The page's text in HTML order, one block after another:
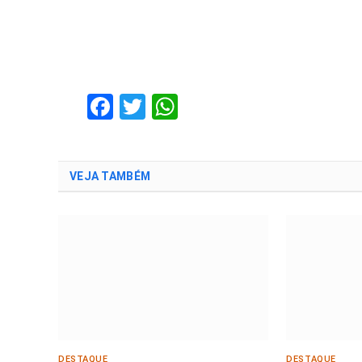
Facebook
Twitter
VEJA TAMBÉM
DESTAQUE DESTAQUE